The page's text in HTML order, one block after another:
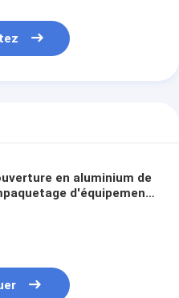
en aluminium de
d'équipement